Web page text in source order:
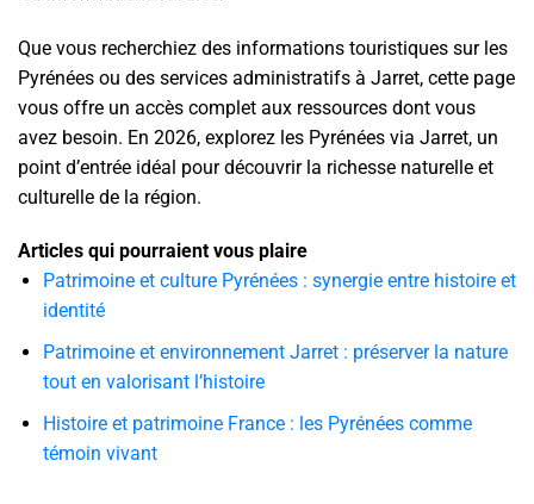
Que vous recherchiez des informations touristiques sur les
Pyrénées ou des services administratifs à Jarret, cette page
vous offre un accès complet aux ressources dont vous
avez besoin. En 2026, explorez les Pyrénées via Jarret, un
point d’entrée idéal pour découvrir la richesse naturelle et
culturelle de la région.
Articles qui pourraient vous plaire
Patrimoine et culture Pyrénées : synergie entre histoire et
identité
Patrimoine et environnement Jarret : préserver la nature
tout en valorisant l’histoire
Histoire et patrimoine France : les Pyrénées comme
témoin vivant